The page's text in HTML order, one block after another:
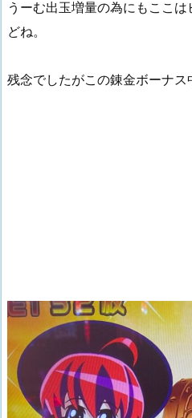
うーむ出玉増量の為にもここ
どね。
残念でしたがこの錬金ボーナス